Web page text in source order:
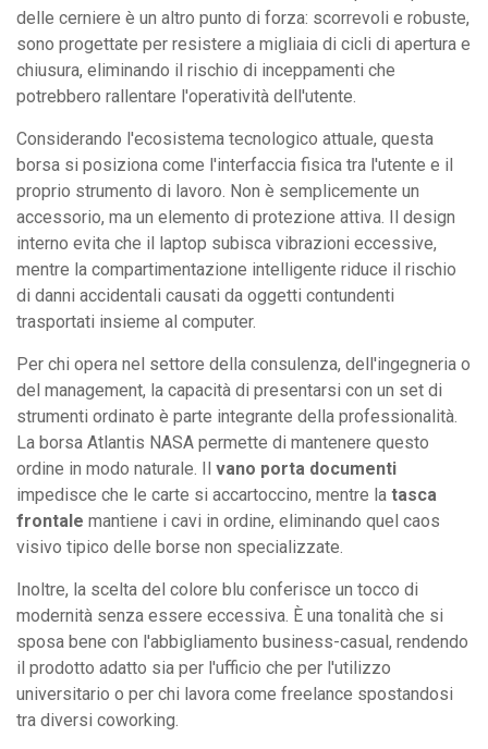
delle cerniere è un altro punto di forza: scorrevoli e robuste,
sono progettate per resistere a migliaia di cicli di apertura e
chiusura, eliminando il rischio di inceppamenti che
potrebbero rallentare l'operatività dell'utente.
Considerando l'ecosistema tecnologico attuale, questa
borsa si posiziona come l'interfaccia fisica tra l'utente e il
proprio strumento di lavoro. Non è semplicemente un
accessorio, ma un elemento di protezione attiva. Il design
interno evita che il laptop subisca vibrazioni eccessive,
mentre la compartimentazione intelligente riduce il rischio
di danni accidentali causati da oggetti contundenti
trasportati insieme al computer.
Per chi opera nel settore della consulenza, dell'ingegneria o
del management, la capacità di presentarsi con un set di
strumenti ordinato è parte integrante della professionalità.
La borsa Atlantis NASA permette di mantenere questo
ordine in modo naturale. Il vano porta documenti
impedisce che le carte si accartoccino, mentre la tasca
frontale mantiene i cavi in ordine, eliminando quel caos
visivo tipico delle borse non specializzate.
Inoltre, la scelta del colore blu conferisce un tocco di
modernità senza essere eccessiva. È una tonalità che si
sposa bene con l'abbigliamento business-casual, rendendo
il prodotto adatto sia per l'ufficio che per l'utilizzo
universitario o per chi lavora come freelance spostandosi
tra diversi coworking.